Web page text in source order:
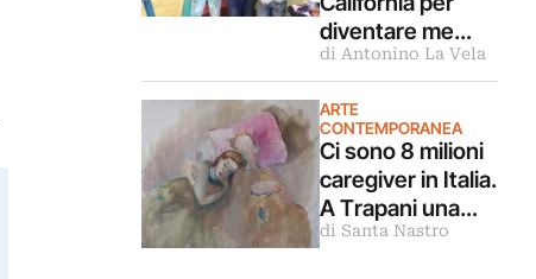
diventare me
stessa”.
Intervista a
Christina
Schlesinger
delle Guerrilla Girl
s
di Antonino La Vela
ARTE
CONTEMPORANEA
Ci sono 8 milioni
caregiver in Italia.
A Trapani una
mostra spiega
di Santa Nastro